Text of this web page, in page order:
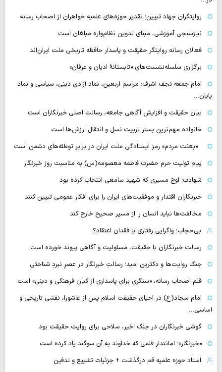
روایتگران جهاد تبیین؛ تقدیر حوزه‌های علمیه خواهران از اصحاب رسانه
نیازسنجی آموزشی، مبنای تدوین نظام‌واره مبلغان است
فعالان رسانه‌ روایتگر حقیقت و پاسدار حافظه تاریخی ملت ایران‌اند
برگزاری سلسله‌نشست‌های «تابستانهٔ ادیان و عرفان»
امام جمعه نجف اشرف: مراسم اربعین، نماد آزادی دینی، سیاسی و نماد
پایان…
بیان حقیقت و افزایش آگاهی جامعه، رسالت اصلی خبرنگاران است
خانواده مهم‌ترین بستر تربیت نسل و انتقال ارزش‌ها است
«بعثت مردم» رمز ایستادگی ملت ایران در برابر توطئه‌های دشمن است
پیام تولیت حرم حضرت فاطمه معصومه(س) به مناسبت روز خبرنگار
شهادت؛ اوج مسیری که شهید سامعی انتخاب کرده بود
خبرنگاران اقتدار و موفقیت‌های ایران را برای افکار عمومی تبیین کنند
مخالفت‌ها نباید انسان را از مسیر صحیح خارج کند
بی‌حجاب؛ واگرایی رفتاری یا فقدان اعتقاد؟
رسالت خبرنگاران با حقیقت، مسئولیت و آگاهی پیوند خورده است
جنگ روایت‌ها و دکترین امید؛ رسالتِ خبرنگار در عصرِ نبردِ شناختی
قلم اصحاب رسانه، «سنگری برای پاسداری از کیان فرهنگی و دینی» است
امام سجاد(ع) در احیای حقیقت اسلام پس از عاشورا، نقشی تاریخی و
اساسی…
گوشی خبرنگاران در جنگ اخیر، سلاحی برای روایت حقیقت بود
«خبرنگار»؛ امانتدارِ قلمی که خداوند به آن سوگند یاد کرده است
استاد حوزه علمیه قم درگذشت + جزئیات تشییع و تدفین